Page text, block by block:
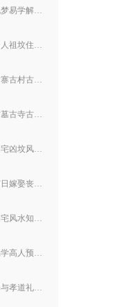
15做梦说梦易学解梦断梦
16古今名人祖坟住房风水
17古城古寨古村古镇风水
18古宅古墓古寺古庙风水
19古今凶宅凶坟风水案例
20民俗节日嫁娶丧葬文化
21阴宅阳宅风水知识大全
22古今易学高人预测验例
23儒道释与孝道礼教文化